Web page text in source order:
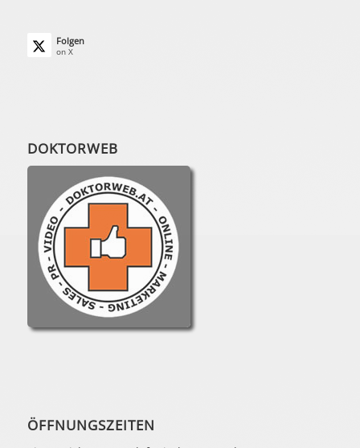
Folgen
on X
DOKTORWEB
ÖFFNUNGSZEITEN